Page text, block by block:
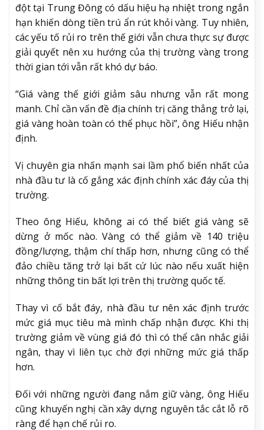
đột tại Trung Đông có dấu hiệu hạ nhiệt trong ngắn
hạn khiến dòng tiền trú ẩn rút khỏi vàng. Tuy nhiên,
các yếu tố rủi ro trên thế giới vẫn chưa thực sự được
giải quyết nên xu hướng của thị trường vàng trong
thời gian tới vẫn rất khó dự báo.
“Giá vàng thế giới giảm sâu nhưng vẫn rất mong
manh. Chỉ cần vấn đề địa chính trị căng thẳng trở lại,
giá vàng hoàn toàn có thể phục hồi”, ông Hiếu nhận
định.
Vị chuyên gia nhấn mạnh sai lầm phổ biến nhất của
nhà đầu tư là cố gắng xác định chính xác đáy của thị
trường.
Theo ông Hiếu, không ai có thể biết giá vàng sẽ
dừng ở mốc nào. Vàng có thể giảm về 140 triệu
đồng/lượng, thậm chí thấp hơn, nhưng cũng có thể
đảo chiều tăng trở lại bất cứ lúc nào nếu xuất hiện
những thông tin bất lợi trên thị trường quốc tế.
Thay vì cố bắt đáy, nhà đầu tư nên xác định trước
mức giá mục tiêu mà mình chấp nhận được. Khi thị
trường giảm về vùng giá đó thì có thể cân nhắc giải
ngân, thay vì liên tục chờ đợi những mức giá thấp
hơn.
Đối với những người đang nắm giữ vàng, ông Hiếu
cũng khuyến nghị cần xây dựng nguyên tắc cắt lỗ rõ
ràng để hạn chế rủi ro.